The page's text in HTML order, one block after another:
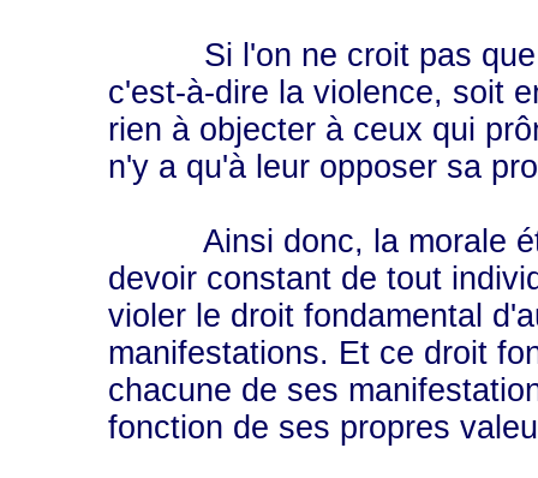
Si l'on ne croit pas que
c'est-à-dire la violence, soit
rien à objecter à ceux qui
n'y a qu'à leur opposer sa
Ainsi donc, la morale
devoir constant de tout
violer le droit fondamental
manifestations. Et ce droit
chacune de ses
fonction de ses propres